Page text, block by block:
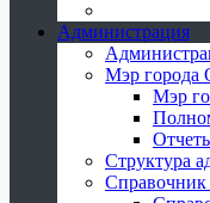
Администрация
Мэр города
Мэр
Структура
Справочник